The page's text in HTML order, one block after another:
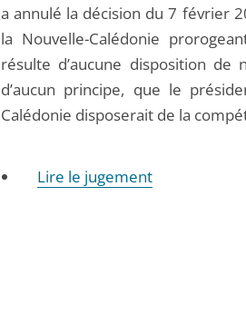
a annulé la décision du 7 février
la Nouvelle-Calédonie
résulte d’aucune disposition
d’aucun principe, que le
Calédonie disposerait de la
Lire le jugement